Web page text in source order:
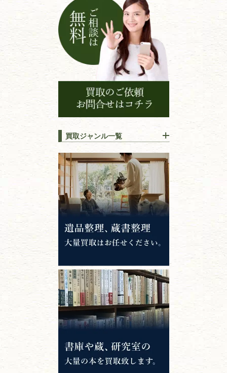
買取ジャンル一覧
江戸時代の書物
唐本・漢籍・
中国書物・朝鮮本
錦絵・浮世絵・版画・刷り物
専門書・ 学術書
哲学書・思想書
心理学・倫理学
仏教書
神道・神社仏閣
イスラム教
キリスト教